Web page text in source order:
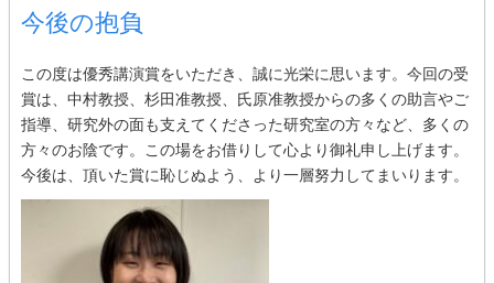
今後の抱負
この度は優秀講演賞をいただき、誠に光栄に思います。今回の受
賞は、中村教授、杉田准教授、氏原准教授からの多くの助言やご
指導、研究外の面も支えてくださった研究室の方々など、多くの
方々のお陰です。この場をお借りして心より御礼申し上げます。
今後は、頂いた賞に恥じぬよう、より一層努力してまいります。